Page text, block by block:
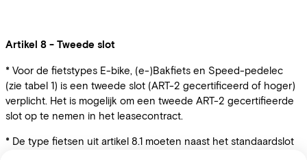
Artikel 8 - Tweede slot
* Voor de fietstypes E-bike, (e-)Bakfiets en Speed-pedelec
(zie tabel 1) is een tweede slot (ART-2 gecertificeerd of hoger)
verplicht. Het is mogelijk om een tweede ART-2 gecertifieerde
slot op te nemen in het leasecontract.
* De type fietsen uit artikel 8.1 moeten naast het standaardslot